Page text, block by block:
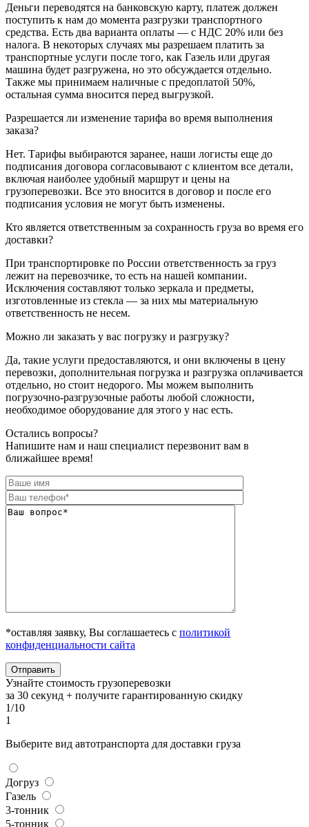
Деньги переводятся на банковскую карту, платеж должен
поступить к нам до момента разгрузки транспортного
средства. Есть два варианта оплаты — с НДС 20% или без
налога. В некоторых случаях мы разрешаем платить за
транспортные услуги после того, как Газель или другая
машина будет разгружена, но это обсуждается отдельно.
Также мы принимаем наличные с предоплатой 50%,
остальная сумма вносится перед выгрузкой.
Разрешается ли изменение тарифа во время выполнения
заказа?
Нет. Тарифы выбираются заранее, наши логисты еще до
подписания договора согласовывают с клиентом все детали,
включая наиболее удобный маршрут и цены на
грузоперевозки. Все это вносится в договор и после его
подписания условия не могут быть изменены.
Кто является ответственным за сохранность груза во время его
доставки?
При транспортировке по России ответственность за груз
лежит на перевозчике, то есть на нашей компании.
Исключения составляют только зеркала и предметы,
изготовленные из стекла — за них мы материальную
ответственность не несем.
Можно ли заказать у вас погрузку и разгрузку?
Да, такие услуги предоставляются, и они включены в цену
перевозки, дополнительная погрузка и разгрузка оплачивается
отдельно, но стоит недорого. Мы можем выполнить
погрузочно-разгрузочные работы любой сложности,
необходимое оборудование для этого у нас есть.
Остались вопросы?
Напишите нам и наш специалист перезвонит вам в
ближайшее время!
*оставляя заявку, Вы соглашаетесь с политикой
конфиденциальности сайта
Узнайте стоимость грузоперевозки
за 30 секунд + получите гарантированную скидку
1/10
1
Выберите вид автотранспорта для доставки груза
Догруз
Газель
3-тонник
5-тонник